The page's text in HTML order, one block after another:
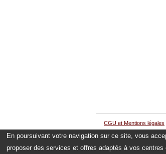
En poursuivant votre navigation sur ce site, vous
proposer des services et offres adaptés à vos centres
CGU et Mentions légales